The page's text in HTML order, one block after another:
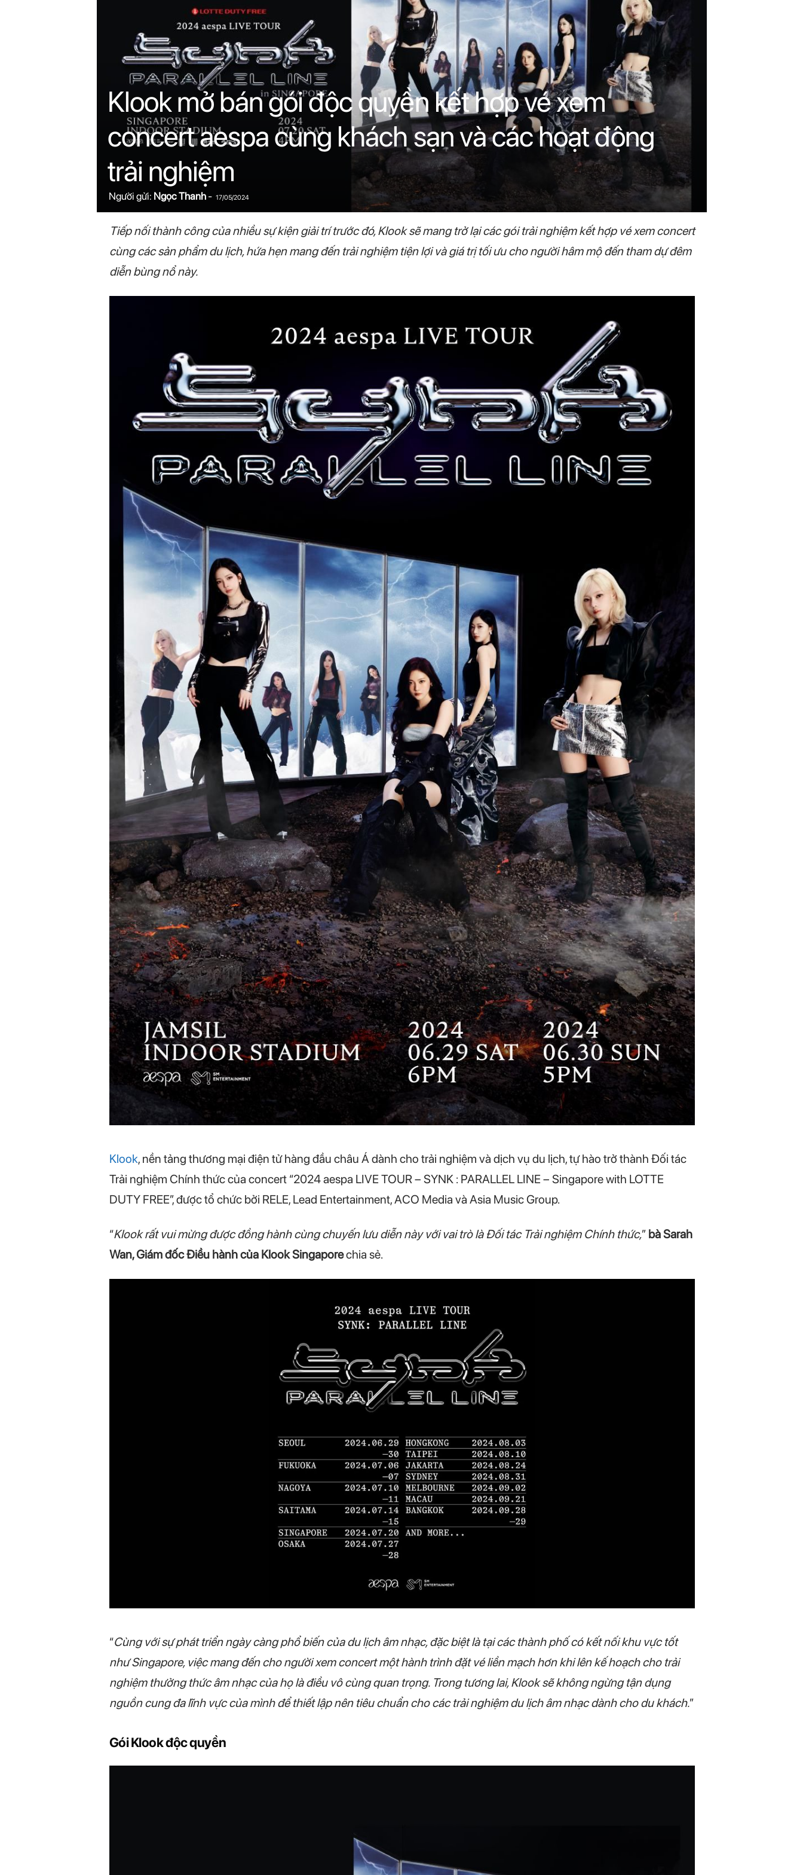
n
n
c
o
m
Klook mở bán gói độc quyền kết hợp vé xem
concert aespa cùng khách sạn và các hoạt động
trải nghiệm
Người gửi: Ngọc Thanh- 17/05/2024
Tiếp nối thành công của nhiều sự kiện giải trí trước đó, Klook sẽ mang trở lại các gói trải nghiệm kết hợp vé xem concert
cùng các sản phẩm du lịch, hứa hẹn mang đến trải nghiệm tiện lợi và giá trị tối ưu cho người hâm mộ đến tham dự đêm
diễn bùng nổ này.
Klook, nền tảng thương mại điện tử hàng đầu châu Á dành cho trải nghiệm và dịch vụ du lịch, tự hào trở thành Đối tác
Trải nghiệm Chính thức của concert “2024 aespa LIVE TOUR – SYNK : PARALLEL LINE – Singapore with LOTTE
DUTY FREE”, được tổ chức bởi RELE, Lead Entertainment, ACO Media và Asia Music Group.
“Klook rất vui mừng được đồng hành cùng chuyến lưu diễn này với vai trò là Đối tác Trải nghiệm Chính thức,” bà Sarah
Wan, Giám đốc Điều hành của Klook Singaporechia sẻ.
“Cùng với sự phát triển ngày càng phổ biến của du lịch âm nhạc, đặc biệt là tại các thành phố có kết nối khu vực tốt
như Singapore, việc mang đến cho người xem concert một hành trình đặt vé liền mạch hơn khi lên kế hoạch cho trải
nghiệm thưởng thức âm nhạc của họ là điều vô cùng quan trọng. Trong tương lai, Klook sẽ không ngừng tận dụng
nguồn cung đa lĩnh vực của mình để thiết lập nên tiêu chuẩn cho các trải nghiệm du lịch âm nhạc dành cho du khách.”
Gói Klook độc quyền